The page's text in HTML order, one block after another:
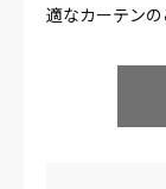
適なカーテンの